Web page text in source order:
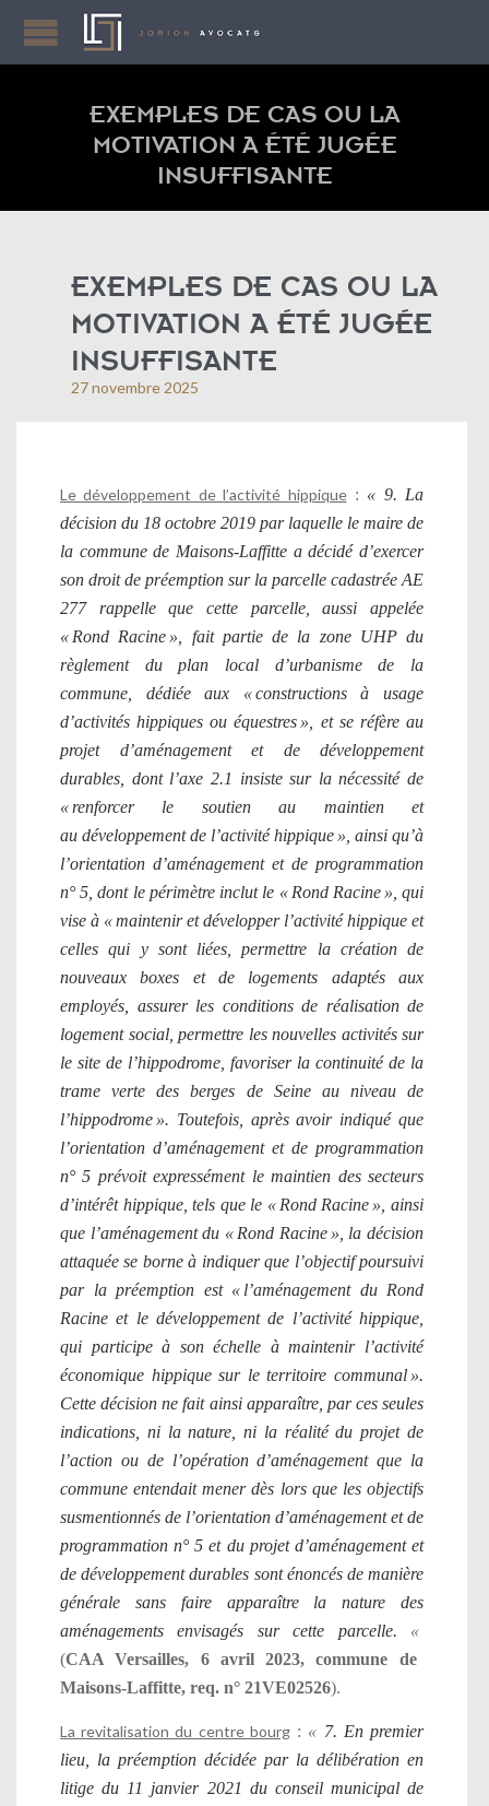
EXEMPLES DE CAS OU LA
MOTIVATION A ÉTÉ JUGÉE
INSUFFISANTE
EXEMPLES DE CAS OU LA
MOTIVATION A ÉTÉ JUGÉE
INSUFFISANTE
27 novembre 2025
Le développement de l’activité hippique: « 9. La
décision du 18 octobre 2019 par laquelle le maire de
la commune de Maisons-Laffitte a décidé d’exercer
son droit de préemption sur la parcelle cadastrée AE
277 rappelle que cette parcelle, aussi appelée
« Rond Racine », fait partie de la zone UHP du
règlement du plan local d’urbanisme de la
commune, dédiée aux « constructions à usage
d’activités hippiques ou équestres », et se réfère au
projet d’aménagement et de développement
durables, dont l’axe 2.1 insiste sur la nécessité de
« renforcer le soutien au maintien et
au développement de l’activité hippique », ainsi qu’à
l’orientation d’aménagement et de programmation
n° 5, dont le périmètre inclut le « Rond Racine », qui
vise à « maintenir et développer l’activité hippique et
celles qui y sont liées, permettre la création de
nouveaux boxes et de logements adaptés aux
employés, assurer les conditions de réalisation de
logement social, permettre les nouvelles activités sur
le site de l’hippodrome, favoriser la continuité de la
trame verte des berges de Seine au niveau de
l’hippodrome ». Toutefois, après avoir indiqué que
l’orientation d’aménagement et de programmation
n° 5 prévoit expressément le maintien des secteurs
d’intérêt hippique, tels que le « Rond Racine », ainsi
que l’aménagement du « Rond Racine », la décision
attaquée se borne à indiquer que l’objectif poursuivi
par la préemption est « l’aménagement du Rond
Racine et le développement de l’activité hippique,
qui participe à son échelle à maintenir l’activité
économique hippique sur le territoire communal ».
Cette décision ne fait ainsi apparaître, par ces seules
indications, ni la nature, ni la réalité du projet de
l’action ou de l’opération d’aménagement que la
commune entendait mener dès lors que les objectifs
susmentionnés de l’orientation d’aménagement et de
programmation n° 5 et du projet d’aménagement et
de développement durables sont énoncés de manière
générale sans faire apparaître la nature des
aménagements envisagés sur cette parcelle.
«
(CAA Versailles, 6 avril 2023, commune de
Maisons-Laffitte, req. n° 21VE02526).
La revitalisation du centre bourg: « 7. En premier
lieu, la préemption décidée par la délibération en
litige du 11 janvier 2021 du conseil municipal de